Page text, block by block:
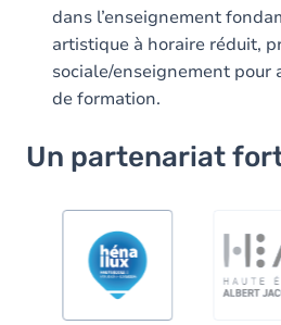
dans l’enseignement
artistique à horaire réduit,
sociale/enseignement pour
de formation.
Un partenariat
Image